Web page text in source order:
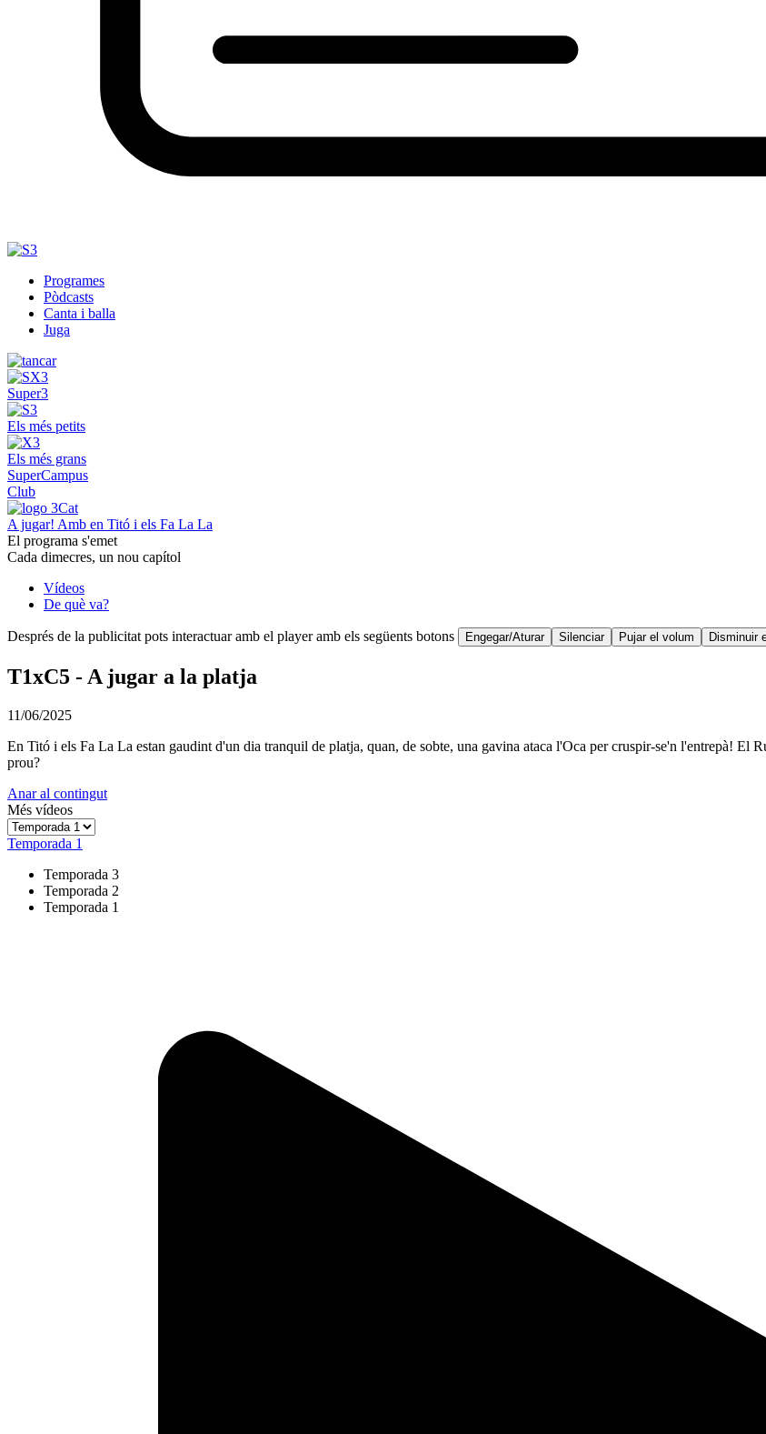
Programes
Pòdcasts
Canta i balla
Juga
Super3
Els més petits
Els més grans
SuperCampus
Club
A jugar! Amb en Titó i els Fa La La
El programa s'emet
Cada dimecres, un nou capítol
Vídeos
De què va?
Després de la publicitat pots interactuar amb el player amb els següents botons Engegar/Aturar Silenciar Pujar el volum Disminuir
T1xC5 - A jugar a la platja
11/06/2025
En Titó i els Fa La La estan gaudint d'un dia tranquil de platja, quan, de sobte, una gavina ataca l'Oca per cruspir-se'n l'entrepà! El
prou?
Anar al contingut
Més vídeos
Temporada 1
Temporada 3
Temporada 2
Temporada 1